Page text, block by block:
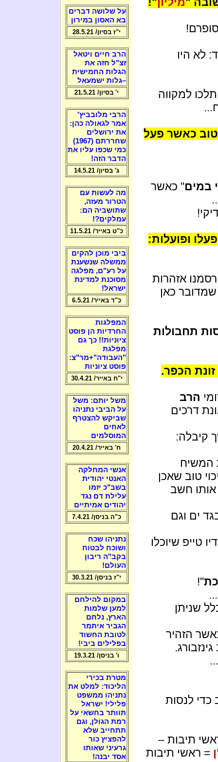
לא היו
למקווה
כאשר פעל
במים" כאשר
ופועלות:
אזהרות
כאן
תחבולות
הכפר.
הרב
דרכים
קיבלה:
טוב שאכן
אותו חשב
ים וגם
שיוכלו
כת"!
שניתן
הזהיר
לנסות
= ראשי תיבות –
= ראשי תיבות
על שלושה דברים
בא האסון במירון
י"ז בסיון/ 28.5.21
הרב חיים ויטאל
זצ"ל חזה את
הגלות החמישית
–גלות ישמעאל
י' בסיון/ 21.5.21
הרבי מלובביץ'
אמר לגאולה כהן:
את ירושלים
שחררתם (1967)
כמי שכפו עליו את
הדבר הזה!
ג' בסיון/ 14.5.21
מה לעשות עם
הטרור מעזה,
שתושביה הם:
עמלקים?!
כ"ט באייר/ 11.5.21
ביבי מוכן להקים
ממשלה שנשענת
על רע"ם, מפלגה
מסוכנת למדינת
ישראל!
כ"ד באייר/ 6.5.21
המפלגות
החרדיות הן פוסט
ציוניות!! כך גם
מפלגת
"העבודה"+מר"צ:
פוסט ציוניות
י"ח באייר/ 30.4.21
משל יותם: משל
על הביבי נתניהו
שביקש להצטרף
לאחים
המוסלמים
ח' באייר/ 20.4.21
אנשי המחלקה
האנטי יהודית
בשב"כ יזמו
עלילת דם נגד
יהודים אמיתיים
כ"ה בניסן/ 7.4.21
נתניהו שכח
ושוכח לבטוח
בקב"ה ריבון
העולם!
י"ז בניסן/ 30.3.21
במקום להילחם
למען שלמות
הארץ, נלחם
הגביר איתמר
לטובת החשוד
בפלילים ביבי!
ו' בניסן/ 19.3.21
מטרת בכירי
הליכוד: למלט את
נתניהו ממשפט
פלילי! ישראל
תוותר בחשאי על
רמת הגולן, וגם
תתחייב שלא
להפציץ כור
גרעיני שאותו
אסד יבנה!